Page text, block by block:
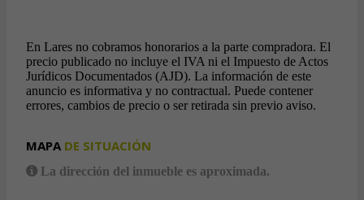
En Lares no cobramos honorarios a la parte compradora. El
precio publicado no incluye el IVA ni el Impuesto de Actos
Jurídicos Documentados (AJD). La información de este
anuncio es informativa y no contractual. Puede contener
errores, cambios de precio o ser retirada sin previo aviso.
MAPA DE SITUACIÓN
La dirección del inmueble es aproximada.